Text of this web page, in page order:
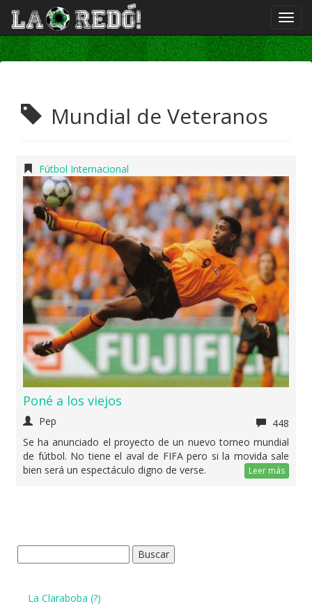
Mundial de Veteranos
Fútbol Internacional
Poné a los viejos
Pep
448
Se ha anunciado el proyecto de un nuevo torneo mundial
de fútbol. No tiene el aval de FIFA pero si la movida sale
bien será un espectáculo digno de verse.
Leer más
La Claraboba (?)